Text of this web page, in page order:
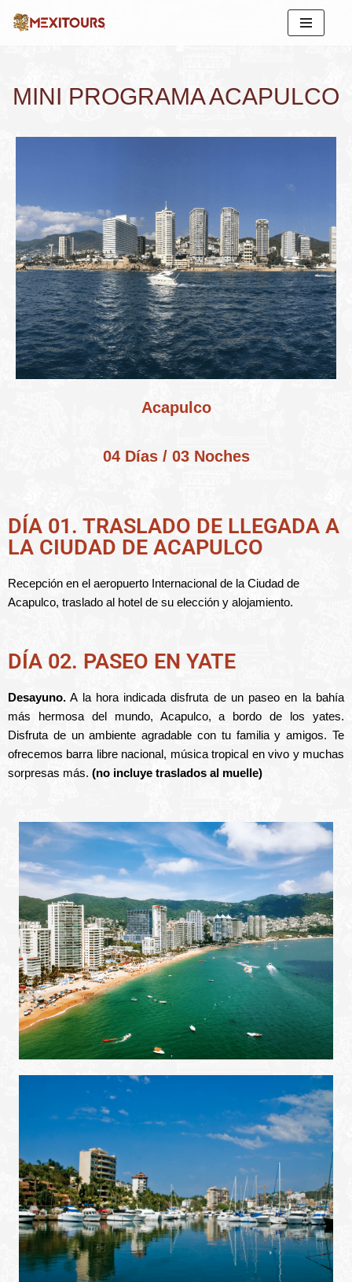
MINI PROGRAMA ACAPULCO
Acapulco
04 Días / 03 Noches
DÍA 01. TRASLADO DE LLEGADA A
LA CIUDAD DE ACAPULCO
Recepción en el aeropuerto Internacional de la Ciudad de
Acapulco, traslado al hotel de su elección y alojamiento.
DÍA 02. PASEO EN YATE
Desayuno. A la hora indicada disfruta de un paseo en la bahía
más hermosa del mundo, Acapulco, a bordo de los yates.
Disfruta de un ambiente agradable con tu familia y amigos. Te
ofrecemos barra libre nacional, música tropical en vivo y muchas
sorpresas más. (no incluye traslados al muelle)